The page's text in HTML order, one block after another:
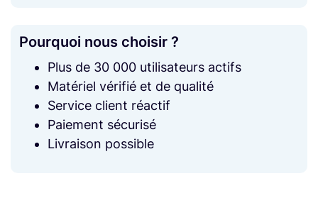
Pourquoi nous choisir ?
Plus de 30 000 utilisateurs actifs
Matériel vérifié et de qualité
Service client réactif
Paiement sécurisé
Livraison possible